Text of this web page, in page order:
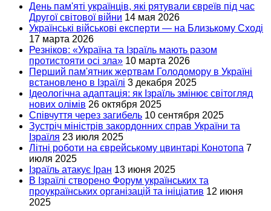
День пам'яті українців, які рятували євреїв під час
Другої світової війни 14 мая 2026
Українські військові експерти — на Близькому Сході
17 марта 2026
Резніков: «Україна та Ізраїль мають разом
протистояти осі зла» 10 марта 2026
Перший пам'ятник жертвам Голодомору в Україні
встановлено в Ізраїлі 3 декабря 2025
Ідеологічна адаптація: як Ізраїль змінює світогляд
нових олімів 26 октября 2025
Співчуття через загибель 10 сентября 2025
Зустріч міністрів закордонних справ України та
Ізраїля 23 июля 2025
Літні роботи на єврейському цвинтарі Конотопа 7
июля 2025
Ізраїль атакує Іран 13 июня 2025
В Ізраїлі створено Форум українських та
проукраїнських організацій та ініціатив 12 июня
2025